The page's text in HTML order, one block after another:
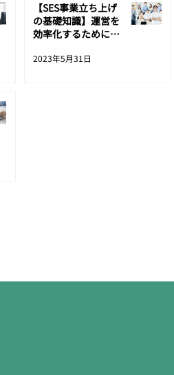
ーシングのメリッ
【SES事業立ち上げ
の基礎知識】運営を
効率化するために必
2023年5月31日